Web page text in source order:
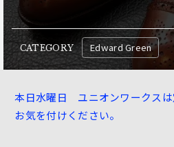
CATEGORY Edward Green
本日水曜日 ユニオンワークスは
お気を付けください。